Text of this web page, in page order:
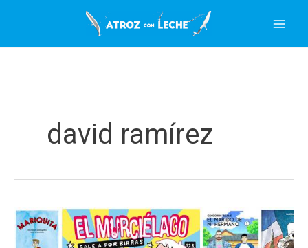
contenido
david ramírez